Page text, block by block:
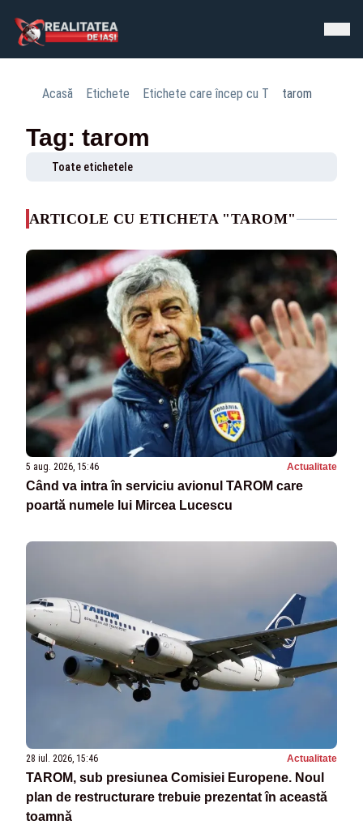
Acasă Etichete Etichete care încep cu T tarom
Tag: tarom
Toate etichetele
ARTICOLE CU ETICHETA "TAROM"
5 aug. 2026, 15:46 Actualitate
Când va intra în serviciu avionul TAROM care
poartă numele lui Mircea Lucescu
28 iul. 2026, 15:46 Actualitate
TAROM, sub presiunea Comisiei Europene. Noul
plan de restructurare trebuie prezentat în această
toamnă